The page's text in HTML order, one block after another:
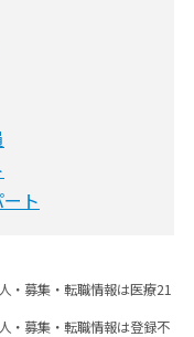
ト
・募集・転職情報は医療21
・募集・転職情報は登録不